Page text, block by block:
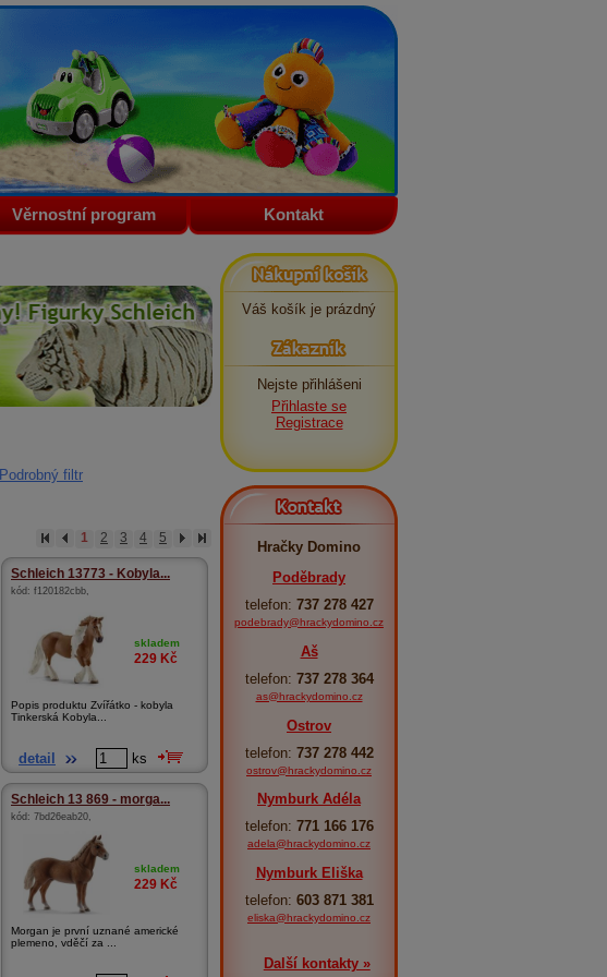
Věrnostní program Kontakt
Podrobný filtr
1 2 3 4 5
Schleich 13773 - Kobyla...
kód: f120182cbb,
skladem
229 Kč
Popis produktu Zvířátko - kobyla
Tinkerská Kobyla...
detail ks
Schleich 13 869 - morga...
kód: 7bd26eab20,
skladem
229 Kč
Morgan je první uznané americké
plemeno, vděčí za ...
Nákupní košík
Váš košík je prázdný
Zákazník
Nejste přihlášeni
Přihlaste se
Registrace
Kontakt
Hračky Domino
Poděbrady
telefon: 737 278 427
podebrady@hrackydomino.cz
Aš
telefon: 737 278 364
as@hrackydomino.cz
Ostrov
telefon: 737 278 442
ostrov@hrackydomino.cz
Nymburk Adéla
telefon: 771 166 176
adela@hrackydomino.cz
Nymburk Eliška
telefon: 603 871 381
eliska@hrackydomino.cz
Další kontakty »